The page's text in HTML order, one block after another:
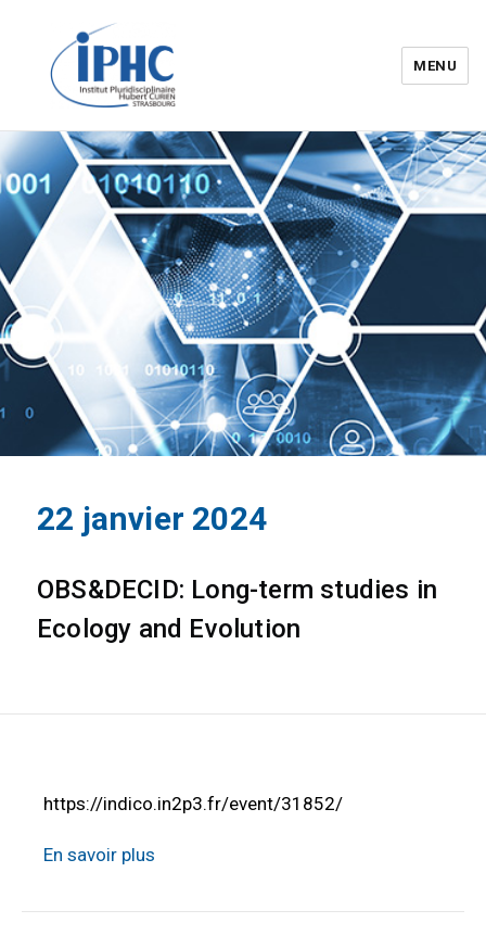
Institut pluridisciplinaire Hubert
Curien – IPHC
MENU
22 janvier 2024
OBS&DECID: Long-term studies in
Ecology and Evolution
https://indico.in2p3.fr/event/31852/
En savoir plus